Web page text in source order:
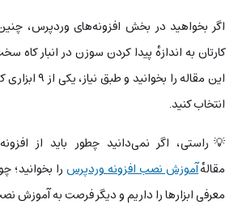
اگر بخواهید در بخش افزونه‌های وردپرس، چنین
کارتان به اندازهٔ پیدا کردن سوزن در انبار
این مقاله را
انتخاب کنید.
💡راستی، اگر نمی‌دانید چطور باید از
مقالهٔآموزش نصب افزونه وردپرسرا بخوانید؛
معرفی ابزارها را داریم و دیگر فرصت به آموزش